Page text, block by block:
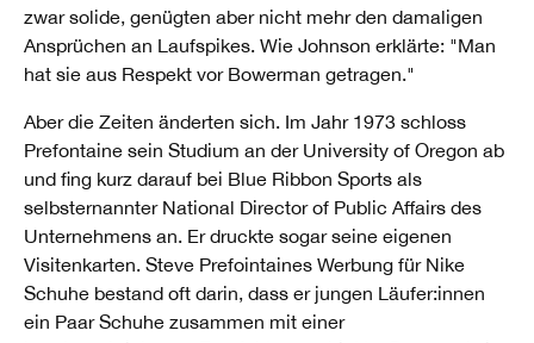
zwar solide, genügten aber nicht mehr den damaligen
Ansprüchen an Laufspikes. Wie Johnson erklärte: "Man
hat sie aus Respekt vor Bowerman getragen."
Aber die Zeiten änderten sich. Im Jahr 1973 schloss
Prefontaine sein Studium an der University of Oregon ab
und fing kurz darauf bei Blue Ribbon Sports als
selbsternannter National Director of Public Affairs des
Unternehmens an. Er druckte sogar seine eigenen
Visitenkarten. Steve Prefointaines Werbung für Nike
Schuhe bestand oft darin, dass er jungen Läufer:innen
ein Paar Schuhe zusammen mit einer